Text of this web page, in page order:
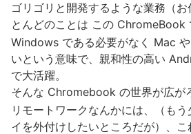
ゴリゴリと開発するような業務（
とんどのことは この ChromeBook
Windows である必要がなく Mac
いという意味で、親和性の高い
で大活躍。
そんな Chromebook の世界が広が
リモートワークなんかには、（も
イを外付けしたいところだが）、こ